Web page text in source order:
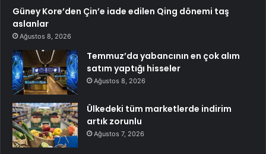
Güney Kore’den Çin’e iade edilen Qing dönemi taş
aslanlar
Ağustos 8, 2026
Temmuz’da yabancının en çok alım
satım yaptığı hisseler
Ağustos 8, 2026
Ülkedeki tüm marketlerde indirim
artık zorunlu
Ağustos 7, 2026